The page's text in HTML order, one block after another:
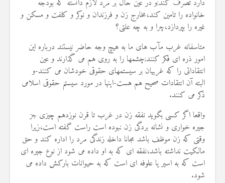
دارد تصرف کند;و در عین حال بر مرد لازم دانسته که بودجه
خانواده را تامین کند،مخارج زن و فرزندان و نوکر و کلفت و مسکن و
غیره را بپردازد،چرا و به چه علتی؟
متاسفانه غرب مآب های ما به هیچ وجه حاضر نیستند درباره این
امور ذره ای فکر کنند;چشمها را به روی هم می گذارند و عین
انتقاداتی را که غربیان بر سیستمهای حقوقی خودشان می کنند-و
البته آن انتقادات صحیح هم هست-اینها در مورد سیستم حقوقی اسلامی
ذکر می کنند.
واقعا اگر کسی بگوید نفقه زن در غرب تا قرن نوزدهم چیزی جز
جیره خواری و نشانه بردگی زن نبوده است راست گفته است،زیرا
وقتی که زن موظف باشد مجانا داخله زندگی مرد را اداره کند و حق
مالکیت نداشته باشد،نفقه ای که به او داده می شود از نوع جیره ای
است که به اسیر یا علوفه ای است که به حیوانات بارکش داده می
شود.
19 جولای 2026
36 نمایش ها